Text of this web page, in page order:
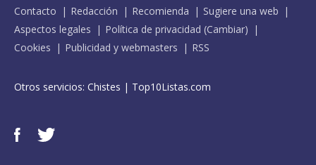
Contacto Redacción Recomienda
Sugiere una web
Aspectos legales
Política de privacidad (Cambiar)
Cookies
Publicidad y webmasters RSS
Otros servicios: Chistes | Top10Listas.com